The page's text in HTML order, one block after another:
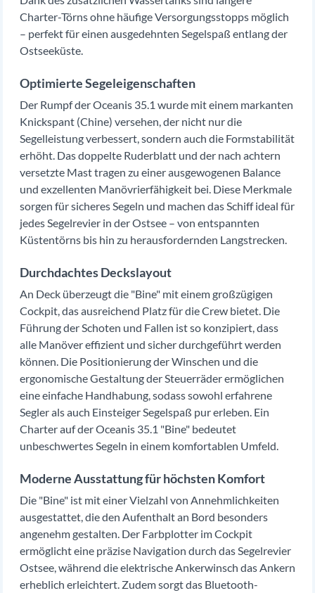
Charter-Törns ohne häufige Versorgungsstopps möglich
– perfekt für einen ausgedehnten Segelspaß entlang der
Ostseeküste.
Optimierte Segeleigenschaften
Der Rumpf der Oceanis 35.1 wurde mit einem markanten
Knickspant (Chine) versehen, der nicht nur die
Segelleistung verbessert, sondern auch die Formstabilität
erhöht. Das doppelte Ruderblatt und der nach achtern
versetzte Mast tragen zu einer ausgewogenen Balance
und exzellenten Manövrierfähigkeit bei. Diese Merkmale
sorgen für sicheres Segeln und machen das Schiff ideal für
jedes Segelrevier in der Ostsee – von entspannten
Küstentörns bis hin zu herausfordernden Langstrecken.
Durchdachtes Deckslayout
An Deck überzeugt die "Bine" mit einem großzügigen
Cockpit, das ausreichend Platz für die Crew bietet. Die
Führung der Schoten und Fallen ist so konzipiert, dass
alle Manöver effizient und sicher durchgeführt werden
können. Die Positionierung der Winschen und die
ergonomische Gestaltung der Steuerräder ermöglichen
eine einfache Handhabung, sodass sowohl erfahrene
Segler als auch Einsteiger Segelspaß pur erleben. Ein
Charter auf der Oceanis 35.1 "Bine" bedeutet
unbeschwertes Segeln in einem komfortablen Umfeld.
Moderne Ausstattung für höchsten Komfort
Die "Bine" ist mit einer Vielzahl von Annehmlichkeiten
ausgestattet, die den Aufenthalt an Bord besonders
angenehm gestalten. Der Farbplotter im Cockpit
ermöglicht eine präzise Navigation durch das Segelrevier
Ostsee, während die elektrische Ankerwinsch das Ankern
erheblich erleichtert. Zudem sorgt das Bluetooth-